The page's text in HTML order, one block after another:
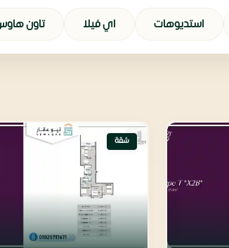
استديوهات اي فيلا تاون
شقة